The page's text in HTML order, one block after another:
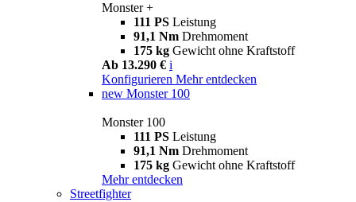
Monster +
111 PS Leistung
91,1 Nm Drehmoment
175 kg Gewicht ohne Kraftstoff
Ab 13.290 € i
Konfigurieren Mehr entdecken
new Monster 100
Monster 100
111 PS Leistung
91,1 Nm Drehmoment
175 kg Gewicht ohne Kraftstoff
Mehr entdecken
Streetfighter